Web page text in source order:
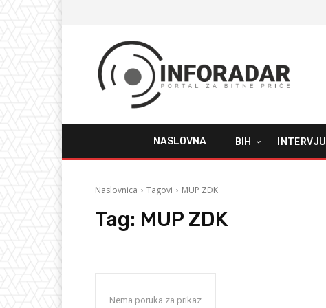
NASLOVNA BIH INTERVJU
Naslovnica Tagovi MUP ZDK
Tag: MUP ZDK
Nema poruka za prikaz